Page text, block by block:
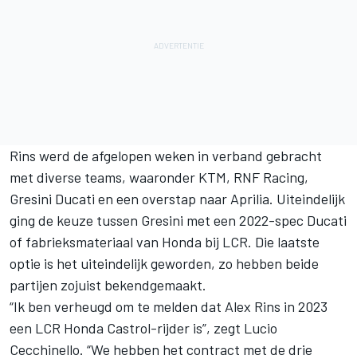
Rins werd de afgelopen weken in verband gebracht
met diverse teams, waaronder KTM, RNF Racing,
Gresini Ducati en een overstap naar Aprilia. Uiteindelijk
ging de keuze tussen Gresini met een 2022-spec Ducati
of fabrieksmateriaal van Honda bij LCR. Die laatste
optie is het uiteindelijk geworden, zo hebben beide
partijen zojuist bekendgemaakt.
“Ik ben verheugd om te melden dat Alex Rins in 2023
een LCR Honda Castrol-rijder is”, zegt Lucio
Cecchinello. “We hebben het contract met de drie